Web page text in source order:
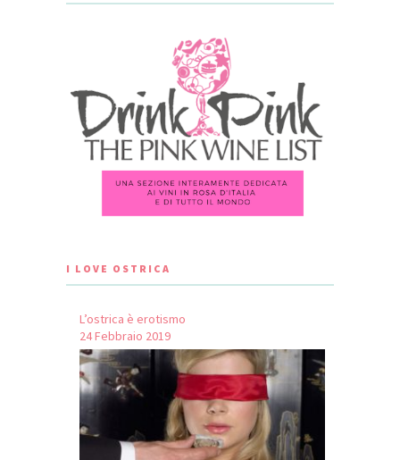
I LOVE OSTRICA
L’ostrica è erotismo
24 Febbraio 2019